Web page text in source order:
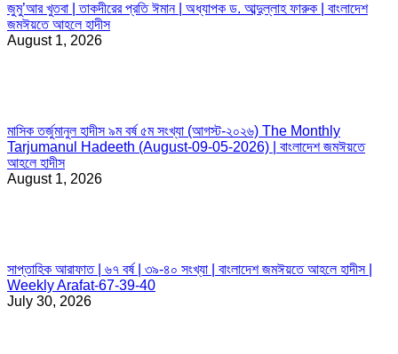
জুমু’আর খুতবা | তাকদীরের প্রতি ঈমান | অধ্যাপক ড. আব্দুল্লাহ ফারুক | বাংলাদেশ
জমঈয়তে আহলে হাদীস
August 1, 2026
মাসিক তর্জুমানুল হাদীস ৯ম বর্ষ ৫ম সংখ্যা (আগস্ট-২০২৬) The Monthly
Tarjumanul Hadeeth (August-09-05-2026) | বাংলাদেশ জমঈয়তে
আহলে হাদীস
August 1, 2026
সাপ্তাহিক আরাফাত | ৬৭ বর্ষ | ৩৯-৪০ সংখ্যা | বাংলাদেশ জমঈয়তে আহলে হাদীস |
Weekly Arafat-67-39-40
July 30, 2026